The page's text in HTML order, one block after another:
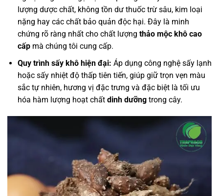
lượng dược chất, không tồn dư thuốc trừ sâu, kim loại
nặng hay các chất bảo quản độc hại. Đây là minh
chứng rõ ràng nhất cho chất lượng thảo mộc khô cao
cấpmà chúng tôi cung cấp.
Quy trình sấy khô hiện đại: Áp dụng công nghệ sấy lạnh
hoặc sấy nhiệt độ thấp tiên tiến, giúp giữ trọn vẹn màu
sắc tự nhiên, hương vị đặc trưng và đặc biệt là tối ưu
hóa hàm lượng hoạt chất dinh dưỡngtrong cây.